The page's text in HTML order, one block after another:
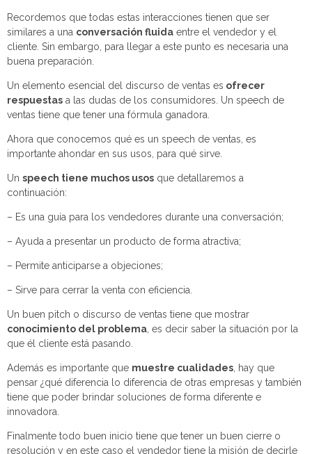
Recordemos que todas estas interacciones tienen que ser
similares a una conversación fluida entre el vendedor y el
cliente. Sin embargo, para llegar a este punto es necesaria una
buena preparación.
Un elemento esencial del discurso de ventas es ofrecer
respuestas a las dudas de los consumidores. Un speech de
ventas tiene que tener una fórmula ganadora.
Ahora que conocemos qué es un speech de ventas, es
importante ahondar en sus usos, para qué sirve.
Un speech tiene muchos usos que detallaremos a
continuación:
– Es una guía para los vendedores durante una conversación;
– Ayuda a presentar un producto de forma atractiva;
– Permite anticiparse a objeciones;
– Sirve para cerrar la venta con eficiencia.
Un buen pitch o discurso de ventas tiene que mostrar
conocimiento del problema, es decir saber la situación por la
que él cliente está pasando.
Además es importante que muestre cualidades, hay que
pensar ¿qué diferencia lo diferencia de otras empresas y también
tiene que poder brindar soluciones de forma diferente e
innovadora.
Finalmente todo buen inicio tiene que tener un buen cierre o
resolución y en este caso el vendedor tiene la misión de decirle